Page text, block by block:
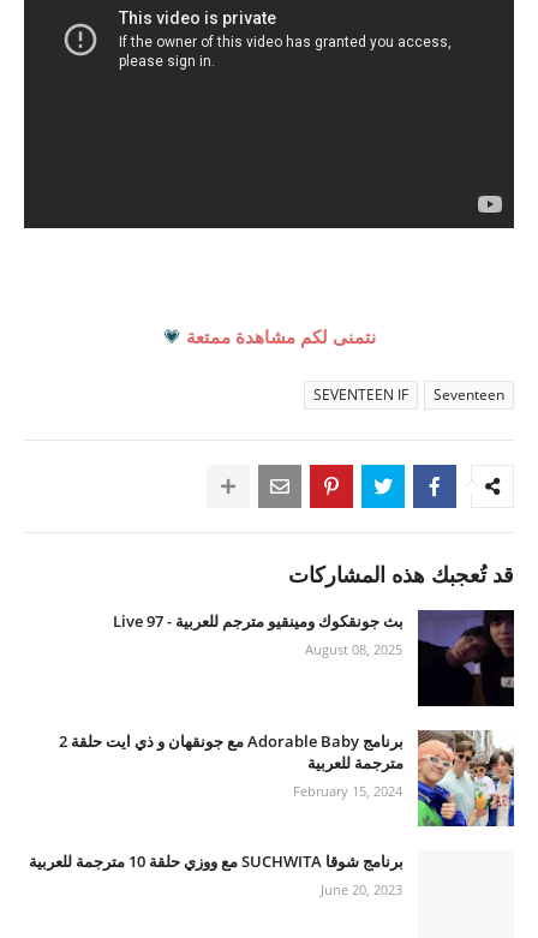
نتمنى لكم مشاهدة ممتعة 💗
Seventeen
SEVENTEEN IF
قد تُعجبك هذه المشاركات
بث جونقكوك ومينقيو مترجم للعربية - 97 Live
August 08, 2025
برنامج Adorable Baby مع جونقهان و ذي ايت حلقة 2
مترجمة للعربية
February 15, 2024
برنامج شوقا SUCHWITA مع ووزي حلقة 10 مترجمة للعربية
June 20, 2023